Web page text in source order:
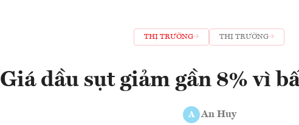
THỊ TRƯỜNG THỊ TRƯỜNG
Giá dầu sụt giảm gần 8% vì
A An Huy